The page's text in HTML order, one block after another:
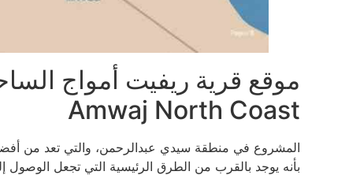
Amwaj North Coast
المشروع في منطقة سيدي عبدالرحمن، والتي تعد من
بأنه يوجد بالقرب من الطرق الرئيسية التي تجعل الوصول